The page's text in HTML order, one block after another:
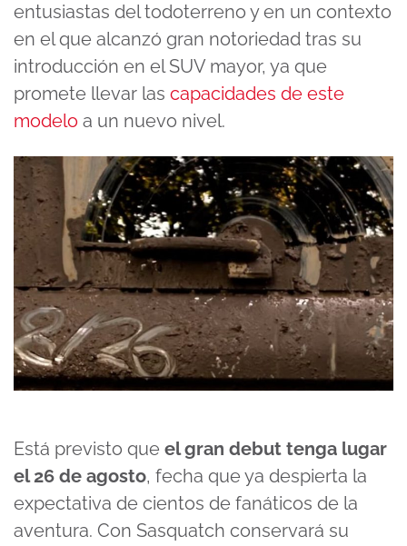
entusiastas del todoterreno y en un contexto
en el que alcanzó gran notoriedad tras su
introducción en el SUV mayor, ya que
promete llevar las capacidades de este
modelo a un nuevo nivel.
Está previsto que el gran debut tenga lugar
el 26 de agosto, fecha que ya despierta la
expectativa de cientos de fanáticos de la
aventura. Con Sasquatch conservará su